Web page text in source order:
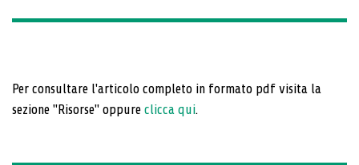
Per consultare l'articolo completo in formato pdf visita la
sezione "Risorse" oppure clicca qui.